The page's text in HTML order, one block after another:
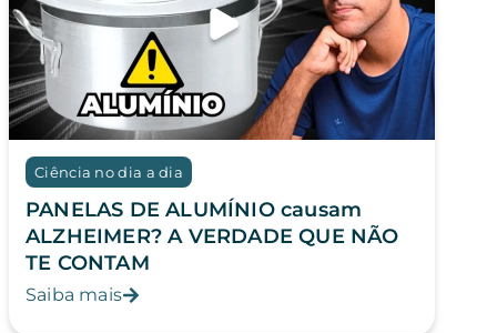
Ciência no dia a dia
PANELAS DE ALUMÍNIO causam
ALZHEIMER? A VERDADE QUE NÃO
TE CONTAM
Saiba mais